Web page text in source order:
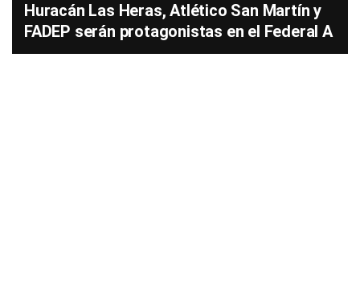
Huracán Las Heras, Atlético San Martín y
FADEP serán protagonistas en el Federal A